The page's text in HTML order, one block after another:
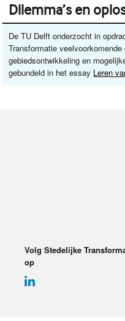
Dilemma’s en
De TU Delft onderzocht in
Transformatie
gebiedsontwikkeling en
gebundeld in het essay Leren
Volg Stedelijke
op